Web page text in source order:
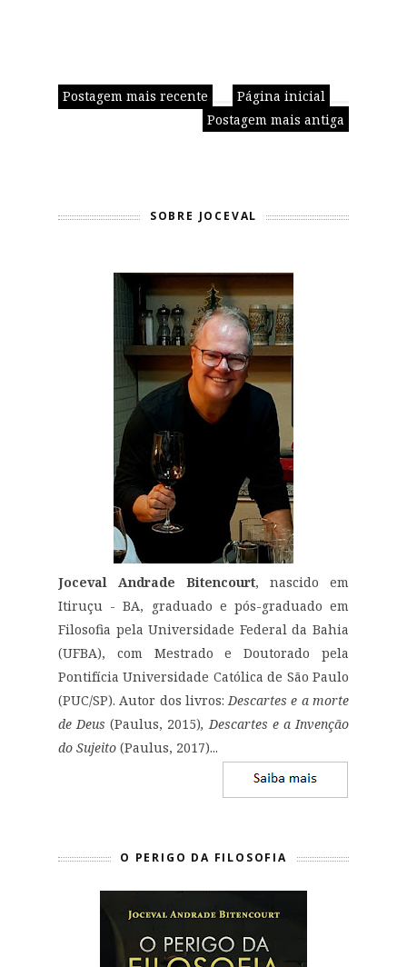
Postagem mais recente
Postagem mais antiga
Página inicial
SOBRE JOCEVAL
Joceval Andrade Bitencourt, nascido em
Itiruçu - BA, graduado e pós-graduado em
Filosofia pela Universidade Federal da Bahia
(UFBA), com Mestrado e Doutorado pela
Pontifícia Universidade Católica de São Paulo
(PUC/SP). Autor dos livros: Descartes e a morte
de Deus (Paulus, 2015), Descartes e a Invenção
do Sujeito (Paulus, 2017)...
O PERIGO DA FILOSOFIA